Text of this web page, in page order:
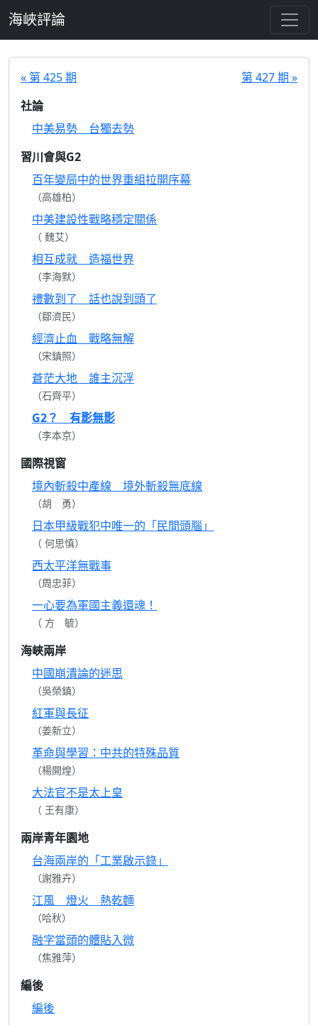
海峽評論
« 第 425 期
第 427 期 »
社論
中美易勢 台獨去勢
習川會與G2
百年變局中的世界重組拉開序幕
（高雄柏）
中美建設性戰略穩定關係
（ 魏艾）
相互成就 造福世界
（李海默）
禮數到了 話也說到頭了
（鄒濟民）
經濟止血 戰略無解
（宋鎮照）
蒼茫大地 誰主沉浮
（石齊平）
G2？ 有影無影
（李本京）
國際視窗
境內斬殺中產線 境外斬殺無底線
（胡 勇）
日本甲級戰犯中唯一的「民間頭腦」
（ 何思慎）
西太平洋無戰事
（周忠菲）
一心要為軍國主義還魂！
（ 方 毓）
海峽兩岸
中國崩潰論的迷思
（吳榮鎮）
紅軍與長征
（姜新立）
革命與學習：中共的特殊品質
（楊開煌）
大法官不是太上皇
（ 王有康）
兩岸青年園地
台海兩岸的「工業啟示錄」
（謝雅卉）
江風 燈火 熱乾麵
（哈秋）
融字當頭的體貼入微
（焦雅萍）
編後
編後